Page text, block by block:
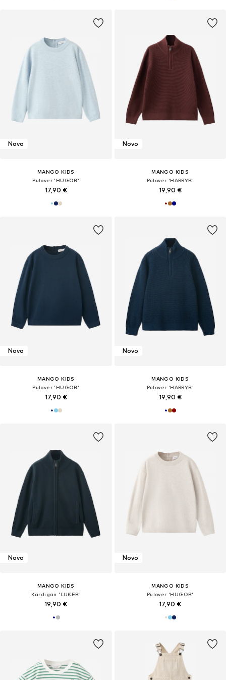
Novo
MANGO KIDS
Pulover 'HUGOB'
17,90 €
Novo
MANGO KIDS
Pulover 'HARRYB'
19,90 €
Novo
MANGO KIDS
Pulover 'HUGOB'
17,90 €
Novo
MANGO KIDS
Pulover 'HARRYB'
19,90 €
Novo
MANGO KIDS
Kardigan 'LUKEB'
19,90 €
Novo
MANGO KIDS
Pulover 'HUGOB'
17,90 €